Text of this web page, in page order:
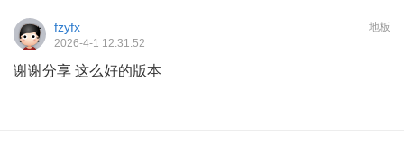
地板
fzyfx
2026-4-1 12:31:52
谢谢分享 这么好的版本